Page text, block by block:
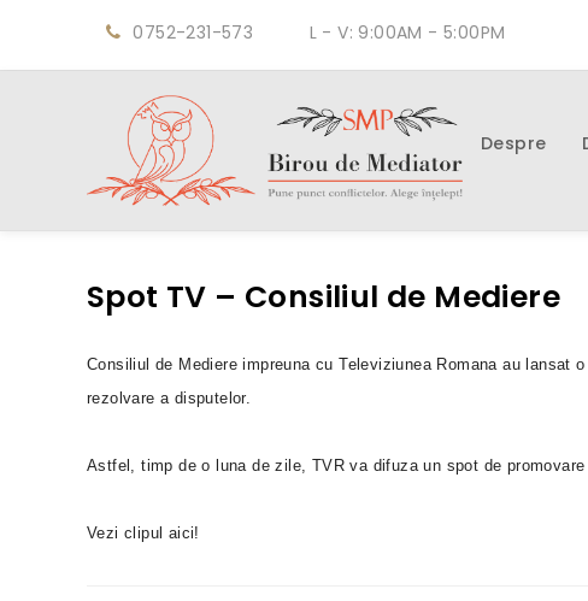
0752-231-573 L - V: 9:00AM - 5:00PM
Despre
Spot TV – Consiliul de Mediere
Consiliul de Mediere impreuna cu Televiziunea Romana au lansat
rezolvare a disputelor.
Astfel, timp de o luna de zile, TVR va difuza un spot de
Vezi clipul aici!